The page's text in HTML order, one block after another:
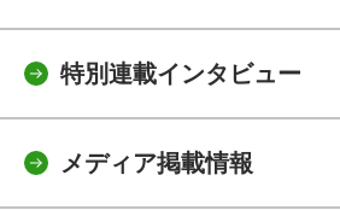
特別連載インタビュー
メディア掲載情報